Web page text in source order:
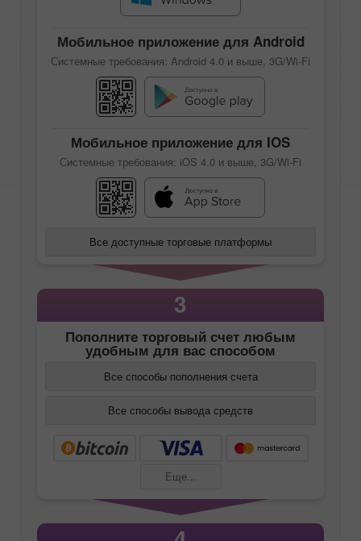
Мобильное приложение для Android
Системные требования: Android 4.0 и выше, 3G/Wi-Fi
Мобильное приложение для IOS
Системные требования: iOS 4.0 и выше, 3G/Wi-Fi
Все доступные торговые платформы
3
Пополните торговый счет любым
удобным для вас способом
Все способы пополнения счета
Все способы вывода средств
Еще...